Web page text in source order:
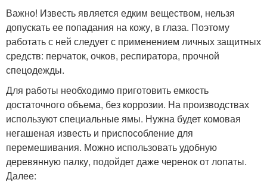
Важно! Известь является едким веществом, нельзя
допускать ее попадания на кожу, в глаза. Поэтому
работать с ней следует с применением личных защитных
средств: перчаток, очков, респиратора, прочной
спецодежды.
Для работы необходимо приготовить емкость
достаточного объема, без коррозии. На производствах
используют специальные ямы. Нужна будет комовая
негашеная известь и приспособление для
перемешивания. Можно использовать удобную
деревянную палку, подойдет даже черенок от лопаты.
Далее: